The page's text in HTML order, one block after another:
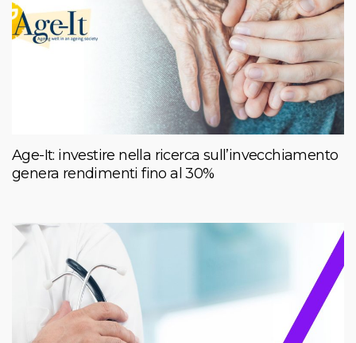
Age-It: investire nella ricerca sull’invecchiamento
genera rendimenti fino al 30%